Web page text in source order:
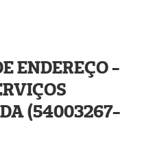
ENDEREÇO -
(54003267-